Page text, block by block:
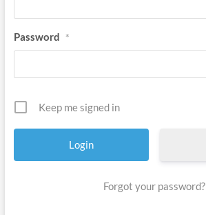
Password *
Keep me signed in
Forgot your password?